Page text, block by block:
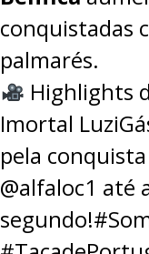
conquistadas
palmarés.
Highlights
Imortal
pela
@alfaloc1 até
segundo!